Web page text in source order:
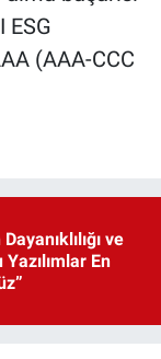
ESG
(AAA-CCC
ve
Yazılımlar En